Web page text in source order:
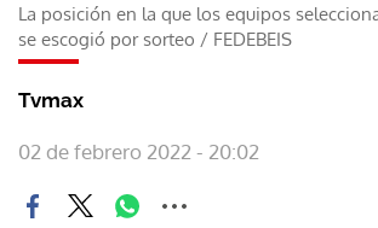
La posición en la que los equipos
se escogió por sorteo / FEDEBEIS
Tvmax
02 de febrero 2022 - 20:02